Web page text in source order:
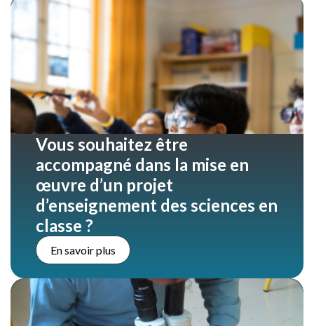
Vous souhaitez être
accompagné dans la mise en
œuvre d’un projet
d’enseignement des sciences en
classe ?
En savoir plus